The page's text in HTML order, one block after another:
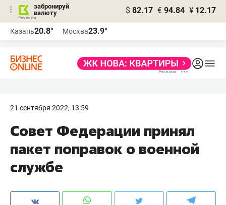
забронируй
валюту
$ 82.17 € 94.84 ¥ 12.17
Казань20.8° Москва23.9°
21 сентября 2022, 13:59
Совет Федерации принял
пакет поправок о военной
службе